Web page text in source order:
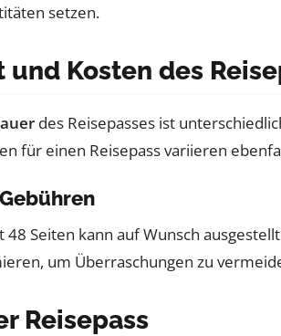
setzen.
Kosten des
des Reisepasses ist
für einen Reisepass variieren
48 Seiten kann auf Wunsch
um Überraschungen zu
Reisepass